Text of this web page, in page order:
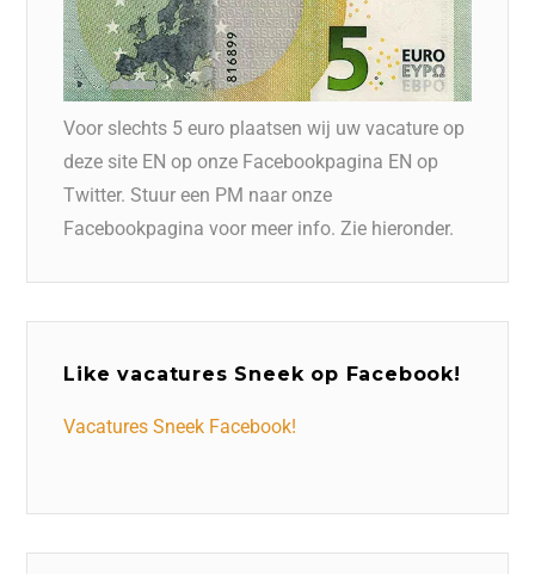
Voor slechts 5 euro plaatsen wij uw vacature op
deze site EN op onze Facebookpagina EN op
Twitter. Stuur een PM naar onze
Facebookpagina voor meer info. Zie hieronder.
Like vacatures Sneek op Facebook!
Vacatures Sneek Facebook!